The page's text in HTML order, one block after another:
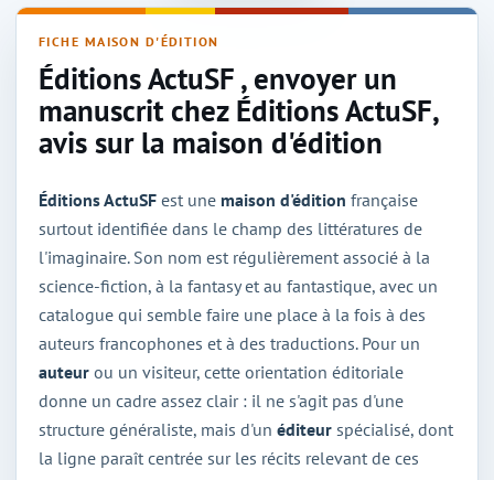
FICHE MAISON D'ÉDITION
Éditions ActuSF , envoyer un
manuscrit chez Éditions ActuSF,
avis sur la maison d'édition
Éditions ActuSF est une maison d'édition française
surtout identifiée dans le champ des littératures de
l'imaginaire. Son nom est régulièrement associé à la
science-fiction, à la fantasy et au fantastique, avec un
catalogue qui semble faire une place à la fois à des
auteurs francophones et à des traductions. Pour un
auteur ou un visiteur, cette orientation éditoriale
donne un cadre assez clair : il ne s'agit pas d'une
structure généraliste, mais d'un éditeur spécialisé, dont
la ligne paraît centrée sur les récits relevant de ces